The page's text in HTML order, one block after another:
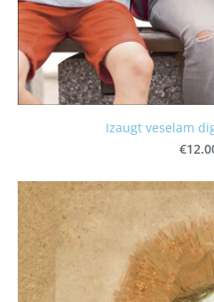
Izaugt veselam